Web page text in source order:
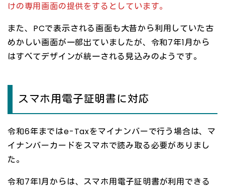
けの専用画面の提供をするとしています。
また、PCで表示される画面も大昔から利用していた古
めかしい画面が一部出ていましたが、令和7年1月から
はすべてデザインが統一される見込みのようです。
スマホ用電子証明書に対応
令和6年まではe-Taxをマイナンバーで行う場合は、マ
イナンバーカードをスマホで読み取る必要がありまし
た。
令和7年1月からは、スマホ用電子証明書が利用できる